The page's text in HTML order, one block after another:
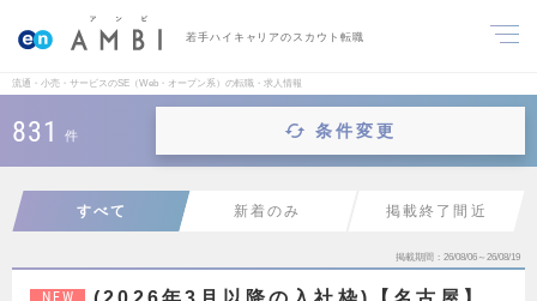
若手ハイキャリアのスカウト転職
流通・小売・サービスのSE（Web・オープン系）の転職・求人情報
831 件 条件変更
すべて 新着のみ 掲載終了間近
掲載期間 26/08/06～26/08/19
NEW